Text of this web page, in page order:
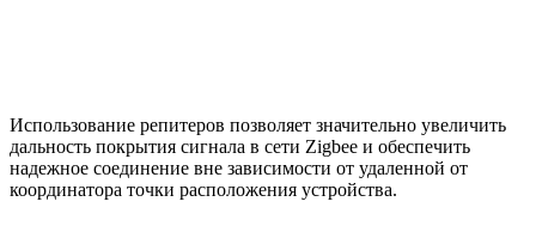
Использование репитеров позволяет значительно увеличить
дальность покрытия сигнала в сети Zigbee и обеспечить
надежное соединение вне зависимости от удаленной от
координатора точки расположения устройства.